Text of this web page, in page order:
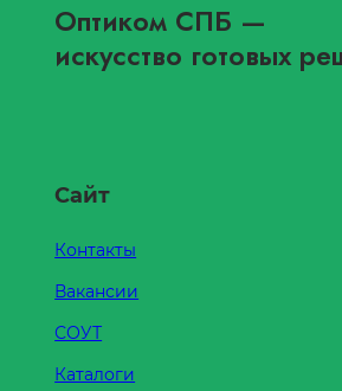
Оптиком СПБ —
искусство готовых
Сайт
Контакты
Вакансии
СОУТ
Каталоги